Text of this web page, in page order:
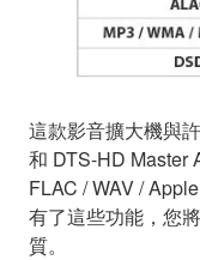
這款影音擴大機與
和 DTS-HD Master
FLAC / WAV /
有了這些功能，您
質。